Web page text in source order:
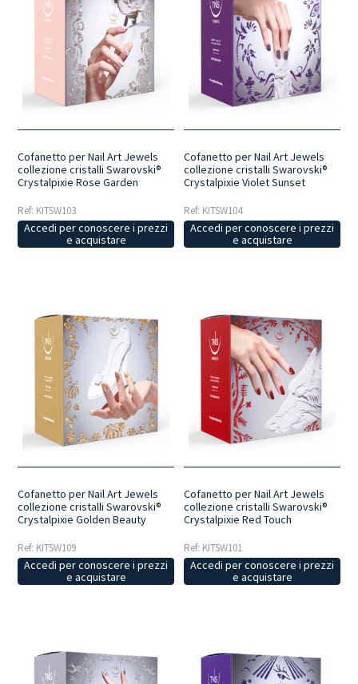
Cofanetto per Nail Art Jewels
collezione cristalli Swarovski®
Crystalpixie Rose Garden
Ref: KITSW103
Accedi per conoscere i prezzi
e acquistare
Cofanetto per Nail Art Jewels
collezione cristalli Swarovski®
Crystalpixie Violet Sunset
Ref: KITSW104
Accedi per conoscere i prezzi
e acquistare
Cofanetto per Nail Art Jewels
collezione cristalli Swarovski®
Crystalpixie Golden Beauty
Ref: KITSW109
Accedi per conoscere i prezzi
e acquistare
Cofanetto per Nail Art Jewels
collezione cristalli Swarovski®
Crystalpixie Red Touch
Ref: KITSW101
Accedi per conoscere i prezzi
e acquistare